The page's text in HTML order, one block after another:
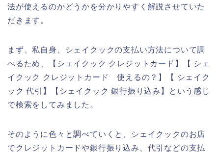
法が使えるのかどうかを分かりやすく解説させていた
だきます。
まず、私自身、シェイクックの支払い方法について調
べるため、【シェイクック クレジットカード】【 シェ
イクック クレジットカード 使えるの？】【 シェイク
ック 代引】【シェイクック 銀行振り込み】という感じ
で検索をしてみました。
そのように色々と調べていくと、シェイクックのお店
でクレジットカードや銀行振り込み、代引などの支払